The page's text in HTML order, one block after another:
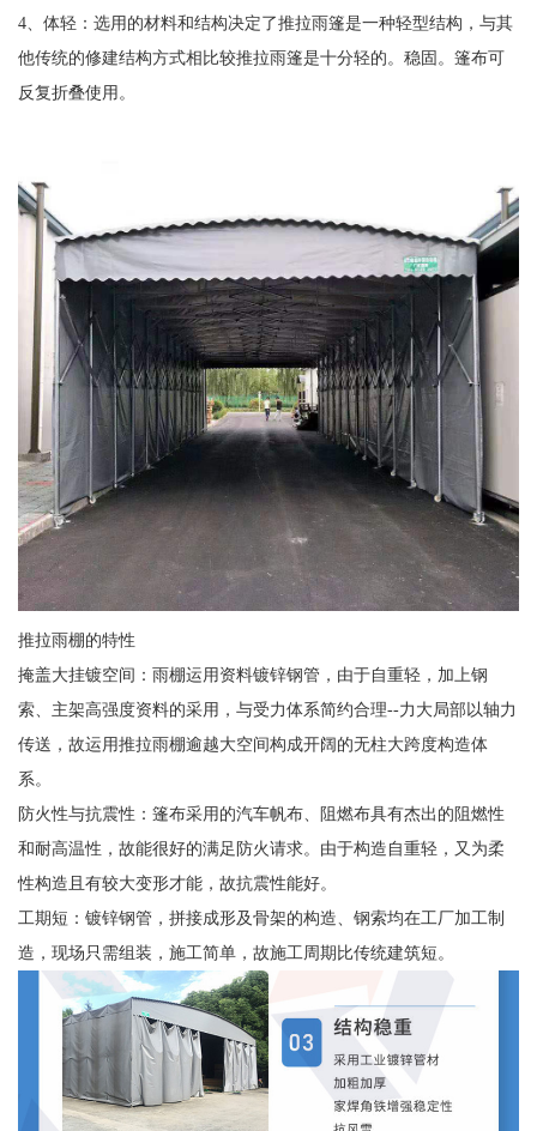
4、体轻：选用的材料和结构决定了推拉雨篷是一种轻型结构，与其
他传统的修建结构方式相比较推拉雨篷是十分轻的。稳固。篷布可
反复折叠使用。
推拉雨棚的特性
掩盖大挂镀空间：雨棚运用资料镀锌钢管，由于自重轻，加上钢
索、主架高强度资料的采用，与受力体系简约合理--力大局部以轴力
传送，故运用推拉雨棚逾越大空间构成开阔的无柱大跨度构造体
系。
防火性与抗震性：篷布采用的汽车帆布、阻燃布具有杰出的阻燃性
和耐高温性，故能很好的满足防火请求。由于构造自重轻，又为柔
性构造且有较大变形才能，故抗震性能好。
工期短：镀锌钢管，拼接成形及骨架的构造、钢索均在工厂加工制
造，现场只需组装，施工简单，故施工周期比传统建筑短。